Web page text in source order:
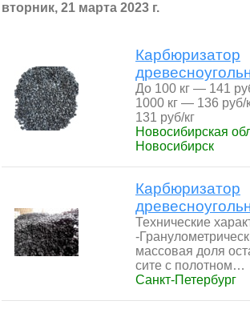
вторник, 21 марта 2023 г.
Карбюризатор
До 100 кг — 141
1000 кг — 136 руб/
131 руб/кг
Новосибирская
Новосибирск
Карбюризатор
Технические
-
массовая доля
сите с полотном…
Санкт-Петербург